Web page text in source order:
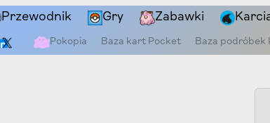
Przewodnik Gry Zabawki
Pokopia Baza kart Pocket Baza podróbek